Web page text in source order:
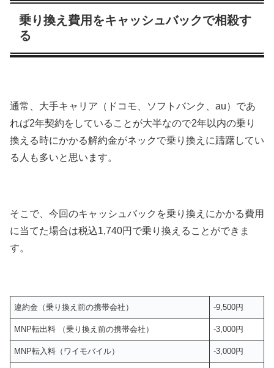
乗り換え費用をキャッシュバックで相殺す
る
通常、大手キャリア（ドコモ、ソフトバンク、au）であ
れば2年契約をしていることが大半なので2年以内の乗り
換える時にかかる解約金がネックで乗り換えに躊躇してい
る人も多いと思います。
そこで、今回のキャッシュバックを乗り換えにかかる費用
に当てた場合は税込1,740円で乗り換えることができま
す。
違約金（乗り換え前の携帯会社） -9,500円
MNP転出料 （乗り換え前の携帯会社） -3,000円
MNP転入料（ワイモバイル） -3,000円